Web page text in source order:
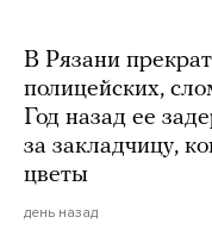
В Рязани
полицейских,
Год назад ее
за закладчицу,
цветы
день назад